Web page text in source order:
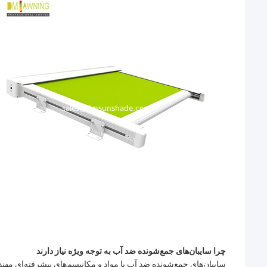
چرا سایبان‌های جمع‌شونده ضد آب به توجه ویژه نیاز دارند
سایبان‌های جمع‌شونده ضد آب با مواد و مکانیسم‌های پیشرفته‌ای